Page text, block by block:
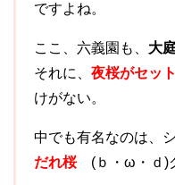
ですよね。
ここ、六義園も、 大
それに、 夜桜がセット
けがない。
中でも有名なのは、
だれ桜(ｂ・ω・ｄ)